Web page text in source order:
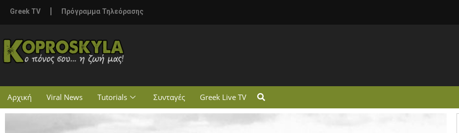
Greek TV Πρόγραμμα Τηλεόρασης
Αρχική Viral News Tutorials Συνταγές Greek Live TV